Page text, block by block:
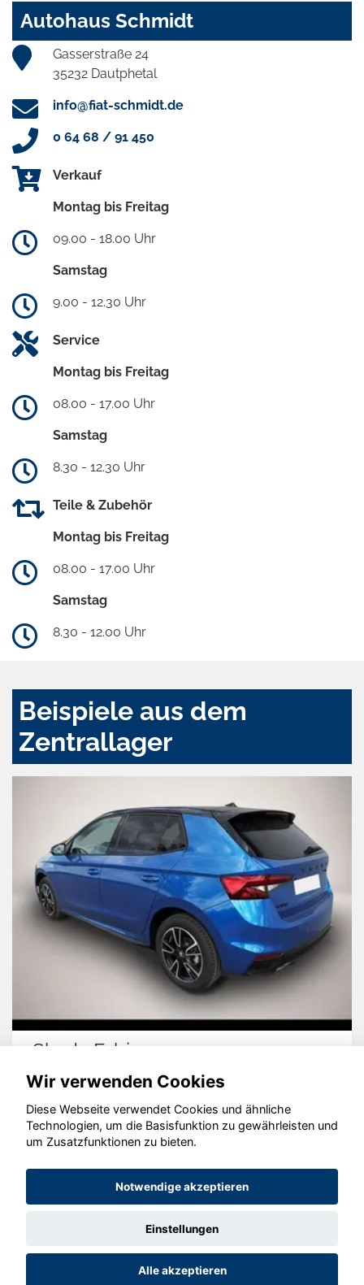
Autohaus Schmidt
Gasserstraße 24
35232 Dautphetal
info@fiat-schmidt.de
0 64 68 / 91 450
Verkauf
Montag bis Freitag
09.00 - 18.00 Uhr
Samstag
9.00 - 12.30 Uhr
Service
Montag bis Freitag
08.00 - 17.00 Uhr
Samstag
8.30 - 12.30 Uhr
Teile & Zubehör
Montag bis Freitag
08.00 - 17.00 Uhr
Samstag
8.30 - 12.00 Uhr
Beispiele aus dem
Zentrallager
Skoda Fabia
© konjunkturmotor.de GmbH 2020 - 2026
Wir verwenden Cookies
Diese Webseite verwendet Cookies und ähnliche
Technologien, um die Basisfunktion zu gewährleisten und
um Zusatzfunktionen zu bieten.
Notwendige akzeptieren
Einstellungen
Alle akzeptieren